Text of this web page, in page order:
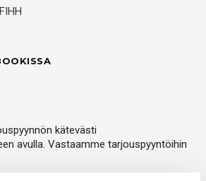
kätevästi
avulla. Vastaamme tarjouspyyntöihin